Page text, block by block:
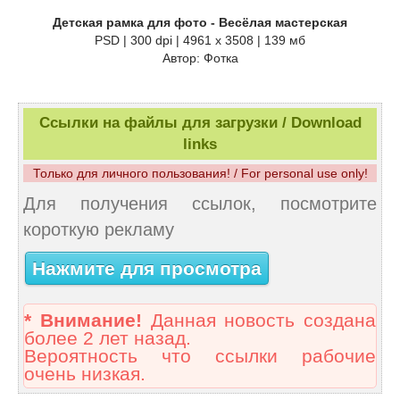
Детская рамка для фото - Весёлая мастерская
PSD | 300 dpi | 4961 x 3508 | 139 мб
Автор: Фотка
Ссылки на файлы для загрузки / Download
links
Только для личного пользования! / For personal use only!
Для получения ссылок, посмотрите
короткую рекламу
Нажмите для просмотра
* Внимание! Данная новость создана
более 2 лет назад.
Вероятность что ссылки рабочие
очень низкая.